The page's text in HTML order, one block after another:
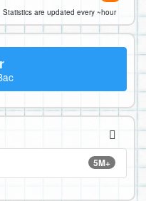
Statistics are updated every ~hour
5M+